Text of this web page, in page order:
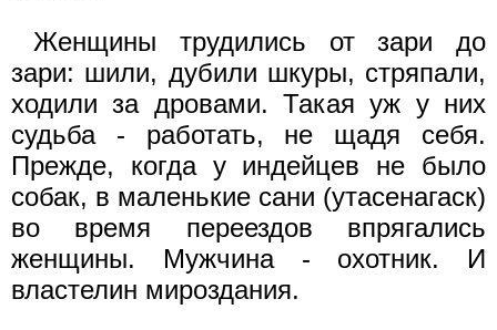
Женщины трудились от зари до
зари: шили, дубили шкуры, стряпали,
ходили за дровами. Такая уж у них
судьба - работать, не щадя себя.
Прежде, когда у индейцев не было
собак, в маленькие сани (утасенагаск)
во время переездов впрягались
женщины. Мужчина - охотник. И
властелин мироздания.